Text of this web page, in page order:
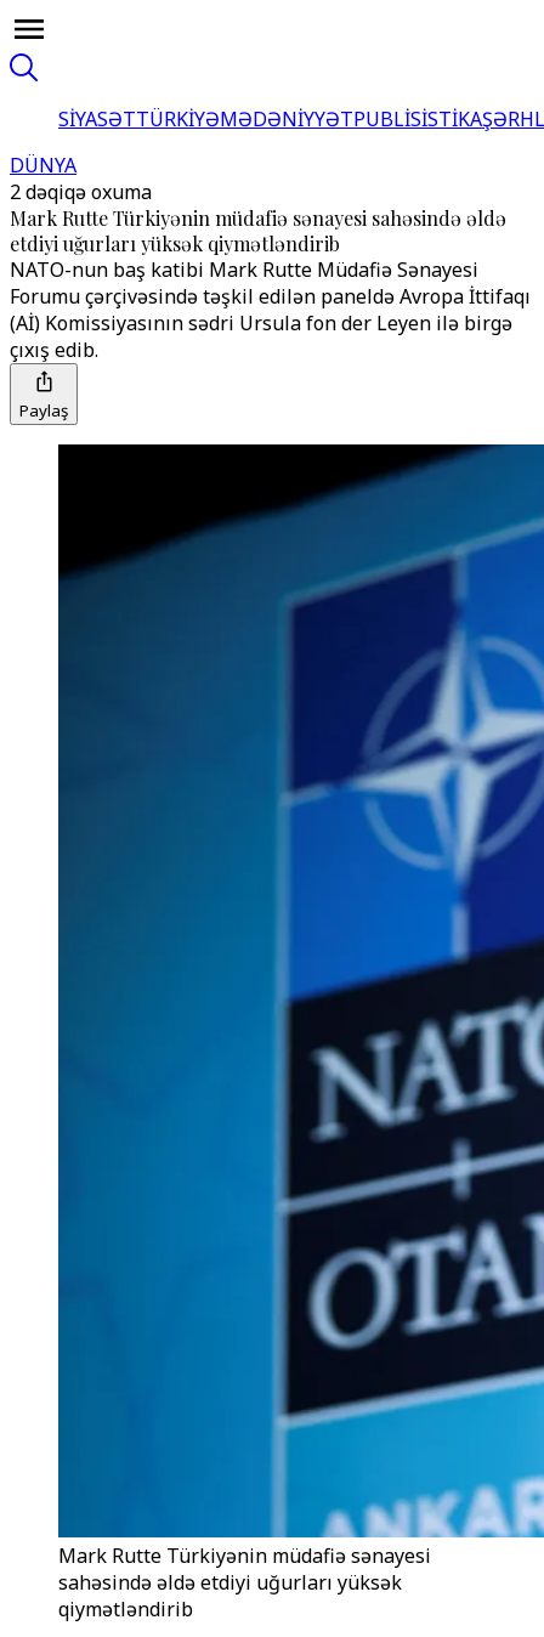
SİYASƏTTÜRKİYƏMƏDƏNİYYƏTPUBLİSİSTİKA
DÜNYA
2 dəqiqə oxuma
Mark Rutte Türkiyənin müdafiə sənayesi sahəsində əldə
etdiyi uğurları yüksək qiymətləndirib
NATO-nun baş katibi Mark Rutte Müdafiə Sənayesi
Forumu çərçivəsində təşkil edilən paneldə Avropa İttifaqı
(Aİ) Komissiyasının sədri Ursula fon der Leyen ilə birgə
çıxış edib.
Paylaş
Mark Rutte Türkiyənin müdafiə sənayesi
sahəsində əldə etdiyi uğurları yüksək
qiymətləndirib